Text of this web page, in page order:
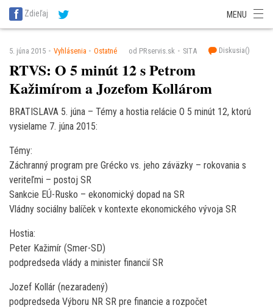
SITA Energetika
SITA Potravinárstvo
Zdieľaj MENU
5. júna 2015 Vyhlásenia Ostatné od PRservis.sk SITA Diskusia()
RTVS: O 5 minút 12 s Petrom
Kažimírom a Jozefom Kollárom
BRATISLAVA 5. júna – Témy a hostia relácie O 5 minút 12, ktorú
vysielame 7. júna 2015:
Témy:
Záchranný program pre Grécko vs. jeho záväzky – rokovania s
veriteľmi – postoj SR
Sankcie EÚ-Rusko – ekonomický dopad na SR
Vládny sociálny balíček v kontexte ekonomického vývoja SR
Hostia:
Peter Kažimír (Smer-SD)
podpredseda vlády a minister financií SR
Jozef Kollár (nezaradený)
podpredseda Výboru NR SR pre financie a rozpočet